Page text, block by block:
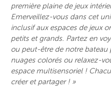
première plaine de jeux
Emerveillez-vous dans cet
inclusif aux espaces de jeux
petits et grands. Partez en
ou peut-être de notre bateau
nuages colorés ou relaxez-
espace multisensoriel !
créer et partager ! »